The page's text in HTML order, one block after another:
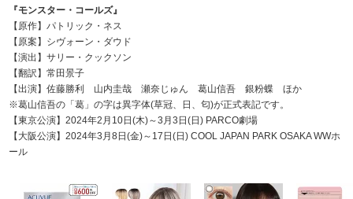
『モンスター・コールズ』
【原作】パトリック・ネス
【原案】シヴォーン・ダウド
【演出】サリー・クックソン
【翻訳】常田景子
【出演】佐藤勝利 山内圭哉 瀬奈じゅん 葛山信吾 銀粉蝶 ほか
※葛山信吾の「葛」の字は異字体(草冠、日、匂)が正式表記です。
【東京公演】2024年2月10日(木)～3月3日(日) PARCO劇場
【大阪公演】2024年3月8日(金)～17日(日) COOL JAPAN PARK OSAKA WWホ
ール